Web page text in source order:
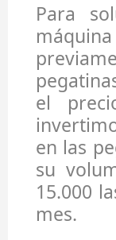
Para
el
en las
su
15.000
mes.